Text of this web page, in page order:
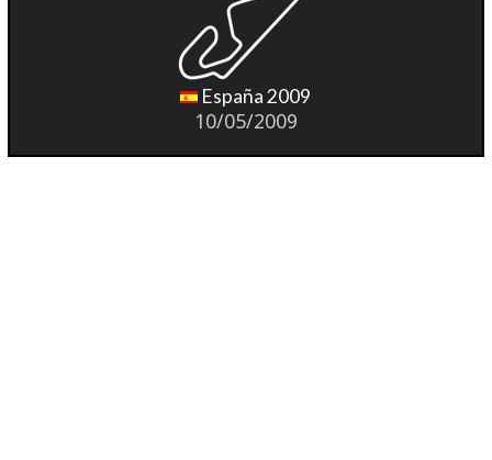
España 2009
10/05/2009